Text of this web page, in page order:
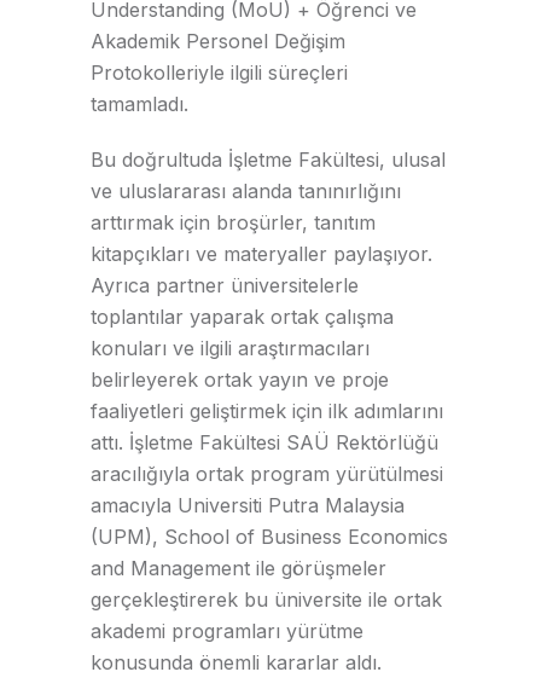
Understanding (MoU) + Öğrenci ve
Akademik Personel Değişim
Protokolleriyle ilgili süreçleri
tamamladı.
Bu doğrultuda İşletme Fakültesi, ulusal
ve uluslararası alanda tanınırlığını
arttırmak için broşürler, tanıtım
kitapçıkları ve materyaller paylaşıyor.
Ayrıca partner üniversitelerle
toplantılar yaparak ortak çalışma
konuları ve ilgili araştırmacıları
belirleyerek ortak yayın ve proje
faaliyetleri geliştirmek için ilk adımlarını
attı. İşletme Fakültesi SAÜ Rektörlüğü
aracılığıyla ortak program yürütülmesi
amacıyla Universiti Putra Malaysia
(UPM), School of Business Economics
and Management ile görüşmeler
gerçekleştirerek bu üniversite ile ortak
akademi programları yürütme
konusunda önemli kararlar aldı.